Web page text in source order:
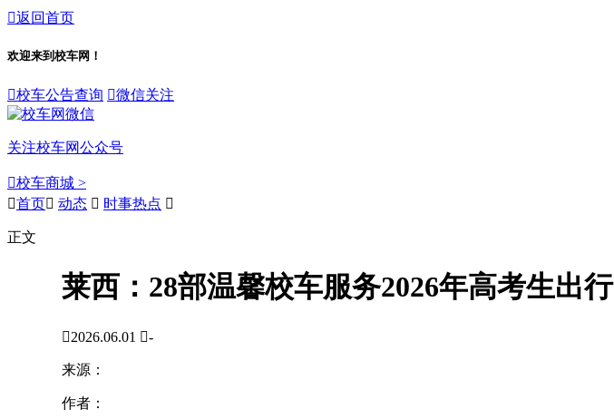
返回首页
欢迎来到校车网！
校车公告查询 微信关注
关注校车网公众号
校车商城 >
首页 动态  时事热点 
正文
莱西：28部温馨校车服务2026年高考生出行
2026.06.01 -
来源：
作者：